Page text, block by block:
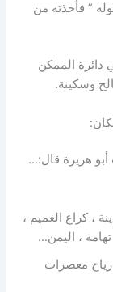
” فأخذته من
الممكن
وسكينة.
أبو هريرة قال:…
، كراع الغميم ،
، اليمن…
معصرات